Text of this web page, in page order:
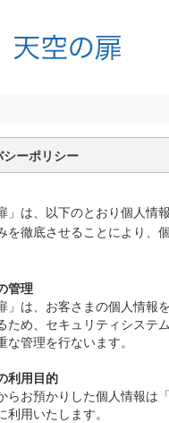
シーポリシー
」は、以下のとおり個人
を徹底させることにより、
管理
」は、お客さまの個人情
ため、セキュリティシステ
な管理を行ないます。
利用目的
らお預かりした個人情報は
利用いたします。